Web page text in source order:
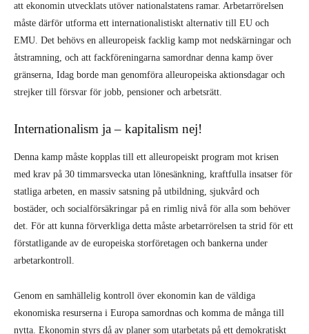
att ekonomin utvecklats utöver nationalstatens ramar. Arbetarrörelsen
måste därför utforma ett internationalistiskt alternativ till EU och
EMU. Det behövs en alleuropeisk facklig kamp mot nedskärningar och
åtstramning, och att fackföreningarna samordnar denna kamp över
gränserna, Idag borde man genomföra alleuropeiska aktionsdagar och
strejker till försvar för jobb, pensioner och arbetsrätt.
Internationalism ja – kapitalism nej!
Denna kamp måste kopplas till ett alleuropeiskt program mot krisen
med krav på 30 timmarsvecka utan lönesänkning, kraftfulla insatser för
statliga arbeten, en massiv satsning på utbildning, sjukvård och
bostäder, och socialförsäkringar på en rimlig nivå för alla som behöver
det. För att kunna förverkliga detta måste arbetarrörelsen ta strid för ett
förstatligande av de europeiska storföretagen och bankerna under
arbetarkontroll.
Genom en samhällelig kontroll över ekonomin kan de väldiga
ekonomiska resurserna i Europa samordnas och komma de många till
nytta. Ekonomin styrs då av planer som utarbetats på ett demokratiskt